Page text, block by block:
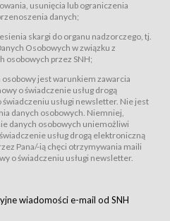
umów sprzedaży w Sklepie.
usług drogą elektroniczną (Dz.U. z 2002
świadczone są nieodpłatnie.
dostęp do Serwisu jest otwarty dla
korzystania z Serwisu jest zobowiązany
konta w Serwisie oraz zamówienie
przeznaczonego do tego formularza
dostępnych dla wszystkich
postanowień Regulaminu.
przestrzegania postanowień Regulaminu
Serwisu.
nieodpłatnie za
usunięcia lub ograniczenia
danych;
skargi do organu nadzorczego, tj.
Osobowych w związku z
osobowych przez SNH;
osobowy jest warunkiem zawarcia
o świadczenie usług drogą
usługi newsletter. Nie jest
danych osobowych. Niemniej,
danych osobowych uniemożliwi
usług drogą elektroniczną
Pana/-ią chęci otrzymywania maili
o świadczeniu usługi newsletter.
wiadomości e-mail od SNH